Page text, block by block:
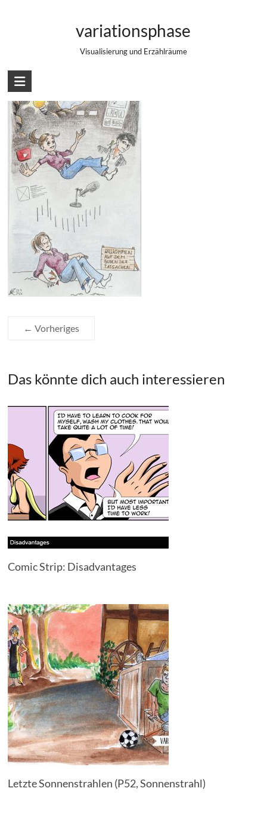
variationsphase
Visualisierung und Erzählräume
Illustration: KI und Prokratination
← Vorheriges
Das könnte dich auch interessieren
Comic Strip: Disadvantages
Letzte Sonnenstrahlen (P52, Sonnenstrahl)